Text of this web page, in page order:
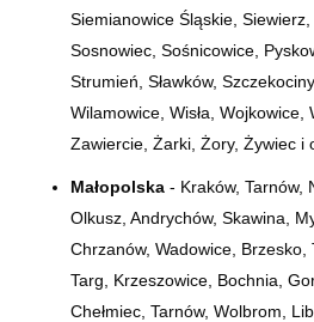
Siemianowice Śląskie, Siewierz,
Sosnowiec, Sośnicowice,
Strumień, Sławków,
Wilamowice, Wisła, Wojkowice,
Zawiercie, Żarki, Żory, Żywiec i
Małopolska- Kraków, Tarnów,
Olkusz, Andrychów, Skawina,
Chrzanów, Wadowice, Brzesko,
Targ, Krzeszowice, Bochnia,
Chełmiec, Tarnów, Wolbrom,